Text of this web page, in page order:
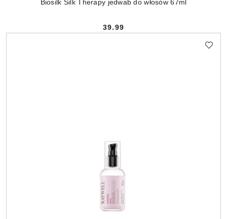
Biosilk Silk Therapy jedwab do włosów 67ml
Cena:
39.99